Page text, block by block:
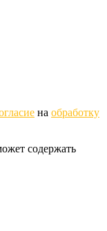
на обработку
содержать